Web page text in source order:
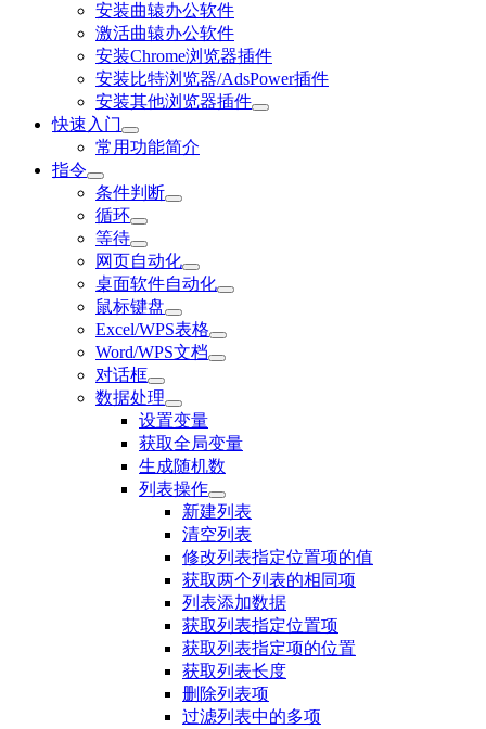
安装曲辕办公软件
激活曲辕办公软件
安装Chrome浏览器插件
安装比特浏览器/AdsPower插件
安装其他浏览器插件
快速入门
常用功能简介
指令
条件判断
循环
等待
网页自动化
桌面软件自动化
鼠标键盘
Excel/WPS表格
Word/WPS文档
对话框
数据处理
设置变量
获取全局变量
生成随机数
列表操作
新建列表
清空列表
修改列表指定位置项的值
获取两个列表的相同项
列表添加数据
获取列表指定位置项
获取列表指定项的位置
获取列表长度
删除列表项
过滤列表中的多项